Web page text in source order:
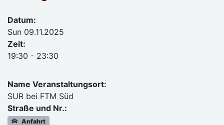
Datum:
Sun 09.11.2025
Zeit:
19:30 - 23:30
Name Veranstaltungsort:
SUR bei FTM Süd
Straße und Nr.:
Anfahrt